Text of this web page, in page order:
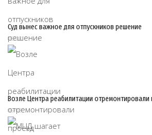
Суд вынес важное для отпускников решение
06/08
Возле Центра реабилитации отремонтировали
06/08